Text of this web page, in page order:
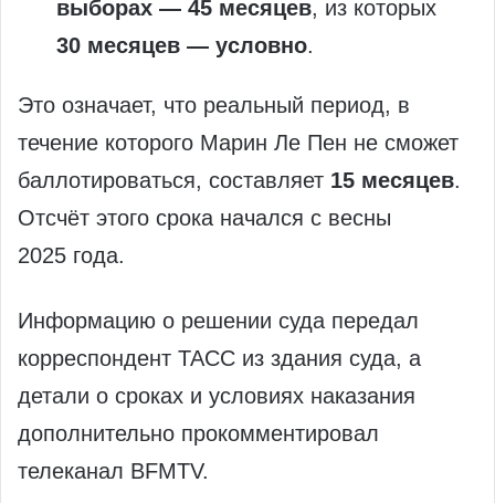
выборах — 45 месяцев, из которых
30 месяцев — условно.
Это означает, что реальный период, в
течение которого Марин Ле Пен не сможет
баллотироваться, составляет 15 месяцев.
Отсчёт этого срока начался с весны
2025 года.
Информацию о решении суда передал
корреспондент ТАСС из здания суда, а
детали о сроках и условиях наказания
дополнительно прокомментировал
телеканал BFMTV.